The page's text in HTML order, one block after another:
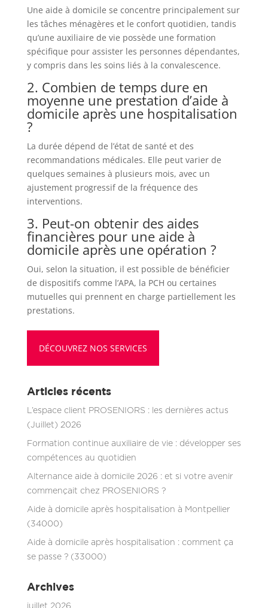
Une aide à domicile se concentre principalement sur
les tâches ménagères et le confort quotidien, tandis
qu’une auxiliaire de vie possède une formation
spécifique pour assister les personnes dépendantes,
y compris dans les soins liés à la convalescence.
2. Combien de temps dure en
moyenne une prestation d’aide à
domicile après une hospitalisation
?
La durée dépend de l’état de santé et des
recommandations médicales. Elle peut varier de
quelques semaines à plusieurs mois, avec un
ajustement progressif de la fréquence des
interventions.
3. Peut-on obtenir des aides
financières pour une aide à
domicile après une opération ?
Oui, selon la situation, il est possible de bénéficier
de dispositifs comme l’APA, la PCH ou certaines
mutuelles qui prennent en charge partiellement les
prestations.
DÉCOUVREZ NOS SERVICES
Articles récents
L’espace client PROSENIORS : les dernières actus
(Juillet) 2026
Formation continue auxiliaire de vie : développer ses
compétences au quotidien
Alternance aide à domicile 2026 : et si votre avenir
commençait chez PROSENIORS ?
Aide à domicile après hospitalisation à Montpellier
(34000)
Aide à domicile après hospitalisation : comment ça
se passe ? (33000)
Archives
juillet 2026